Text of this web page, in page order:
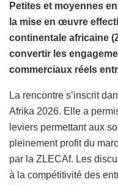
Petites et moyennes
la mise en œuvre
continentale africaine
convertir les
commerciaux réels
La rencontre s’inscrit
Afrika 2026. Elle a
leviers permettant aux
pleinement profit du
par la ZLECAf. Les
à la compétitivité des